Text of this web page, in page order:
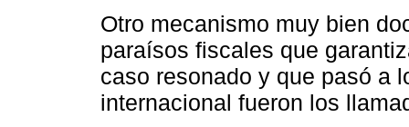
Otro mecanismo muy bien
paraísos fiscales que
caso resonado y que pasó a
internacional fueron los